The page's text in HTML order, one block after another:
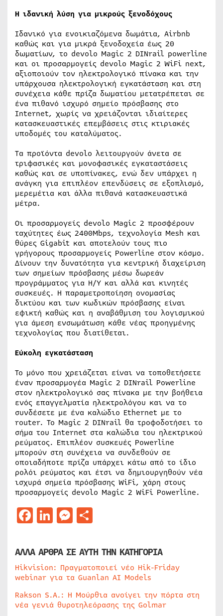
Η ιδανική λύση για μικρούς ξενοδόχους
Ιδανικό για ενοικιαζόμενα δωμάτια, Airbnb
καθώς και για μικρά ξενοδοχεία έως 20
δωματίων, το devolo Magic 2 DINrail powerline
και οι προσαρμογείς devolo Magic 2 WiFi next,
αξιοποιούν τον ηλεκτρολογικό πίνακα και την
υπάρχουσα ηλεκτρολογική εγκατάσταση και στη
συνέχεια κάθε πρίζα δωματίου μετατρέπεται σε
ένα πιθανό ισχυρό σημείο πρόσβασης στο
Internet, χωρίς να χρειάζονται ιδιαίτερες
κατασκευαστικές επεμβάσεις στις κτιριακές
υποδομές του καταλύματος.
Τα προϊόντα devolo λειτουργούν άνετα σε
τριφασικές και μονοφασικές εγκαταστάσεις
καθώς και σε υποπίνακες, ενώ δεν υπάρχει η
ανάγκη για επιπλέον επενδύσεις σε εξοπλισμό,
μερεμέτια και άλλα πιθανά κατασκευαστικά
μέτρα.
Οι προσαρμογείς devolo Magic 2 προσφέρουν
ταχύτητες έως 2400Mbps, τεχνολογία Mesh και
θύρες Gigabit και αποτελούν τους πιο
γρήγορους προσαρμογείς Powerline στον κόσμο.
Δίνουν την δυνατότητα για κεντρική διαχείριση
των σημείων πρόσβασης μέσω δωρεάν
προγράμματος για Η/Υ και αλλά και κινητές
συσκευές. Η παραμετροποίηση ονομασίας
δικτύου και των κωδικών πρόσβασης είναι
εφικτή καθώς και η αναβάθμιση του λογισμικού
για άμεση ενσωμάτωση κάθε νέας προηγμένης
τεχνολογίας που διατίθεται.
Εύκολη εγκατάσταση
Το μόνο που χρειάζεται είναι να τοποθετήσετε
έναν προσαρμογέα Magic 2 DINrail Powerline
στον ηλεκτρολογικό σας πίνακα με την βοήθεια
ενός επαγγελματία ηλεκτρολόγου και να το
συνδέσετε με ένα καλώδιο Ethernet με το
router. Το Magic 2 DINrail θα τροφοδοτήσει το
σήμα του Internet στα καλώδια του ηλεκτρικού
ρεύματος. Επιπλέον συσκευές Powerline
μπορούν στη συνέχεια να συνδεθούν σε
οποιαδήποτε πρίζα υπάρχει κάτω από το ίδιο
ρολόι ρεύματος και έτσι να δημιουργηθούν νέα
ισχυρά σημεία πρόσβασης WiFi, χάρη στους
προσαρμογείς devolo Magic 2 WiFi Powerline.
Facebook
LinkedIn
Messenger
ΑΛΛΑ ΑΡΘΡΑ ΣΕ ΑΥΤΗ ΤΗΝ ΚΑΤΗΓΟΡΙΑ
Hikvision: Πραγματοποιεί νέο Hik-Friday
webinar για τα Guanlan AI Models
Rakson S.A.: Η Μούρθια ανοίγει την πόρτα στη
νέα γενιά θυροτηλεόρασης της Golmar